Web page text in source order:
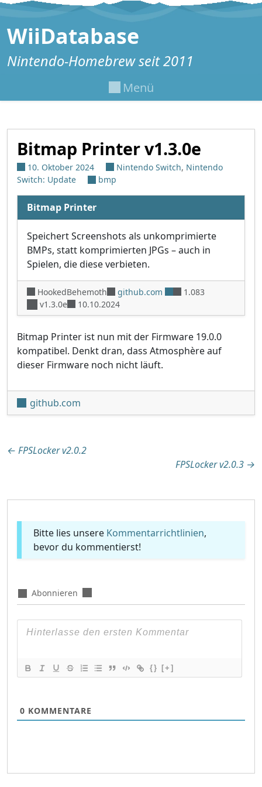
Zum Inhalt springen
WiiDatabase
Nintendo-Homebrew seit 2011
Menü
Bitmap Printer v1.3.0e
10. Oktober 2024 Nintendo Switch, Nintendo
Switch: Update
bmp
Bitmap Printer
Speichert Screenshots als unkomprimierte
BMPs, statt komprimierten JPGs – auch in
Spielen, die diese verbieten.
HookedBehemoth github.com
1.083
v1.3.0e
10.10.2024
Bitmap Printer ist nun mit der Firmware 19.0.0
kompatibel. Denkt dran, dass Atmosphère auf
dieser Firmware noch nicht läuft.
github.com
Beitragsnavigation
← FPSLocker v2.0.2
FPSLocker v2.0.3 →
Bitte lies unsere Kommentarrichtlinien,
bevor du kommentierst!
Abonnieren
{} [+]
0 KOMMENTARE